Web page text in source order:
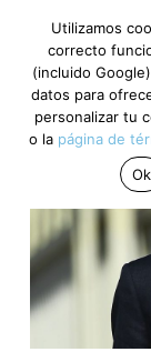
Utilizamos
correcto
(incluido
datos para
personalizar tu
o la página de
Ok